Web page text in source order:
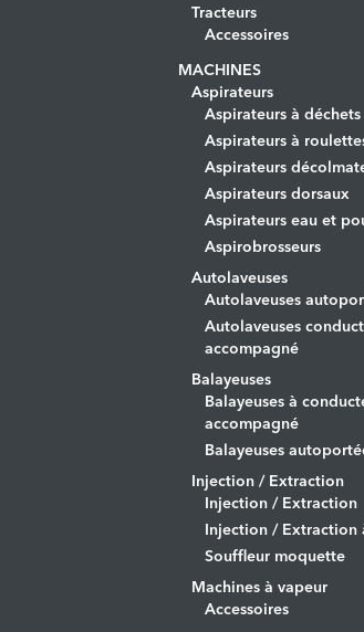
Tracteurs
Accessoires
MACHINES
Aspirateurs
Aspirateurs à déchets
Aspirateurs à
Aspirateurs
Aspirateurs dorsaux
Aspirateurs eau et
Aspirobrosseurs
Autolaveuses
Autolaveuses
Autolaveuses
accompagné
Balayeuses
Balayeuses à
accompagné
Balayeuses
Injection / Extraction
Injection / Extraction
Injection / Extraction
Souffleur moquette
Machines à vapeur
Accessoires